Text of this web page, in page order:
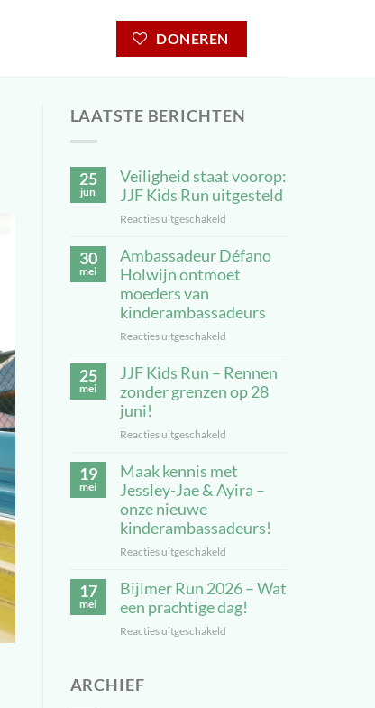
DONEREN
LAATSTE BERICHTEN
25
jun
Veiligheid staat voorop:
JJF Kids Run uitgesteld
Reacties uitgeschakeld
staat
voorop:
Kids
Run
30
mei
Ambassadeur Défano
Holwijn ontmoet
moeders van
kinderambassadeurs
Reacties uitgeschakeld
Défano
Holwijn
ontmoet
25
mei
JJF Kids Run – Rennen
zonder grenzen op 28
juni!
Reacties uitgeschakeld
Kids
Run
–
Rennen
zonder
28
juni!
19
mei
Maak kennis met
Jessley-Jae & Ayira –
onze nieuwe
kinderambassadeurs!
Reacties uitgeschakeld
kennis
met
Jessley-
17
mei
Bijlmer Run 2026 – Wat
een prachtige dag!
Reacties uitgeschakeld
ARCHIEF